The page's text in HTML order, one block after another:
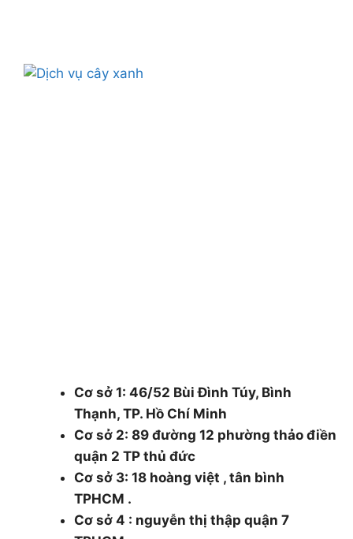
Cơ sở 1: 46/52 Bùi Đình Túy, Bình
Thạnh, TP. Hồ Chí Minh
Cơ sở 2: 89 đường 12 phường thảo điền
quận 2 TP thủ đức
Cơ sở 3: 18 hoàng việt , tân bình
TPHCM .
Cơ sở 4 : nguyễn thị thập quận 7